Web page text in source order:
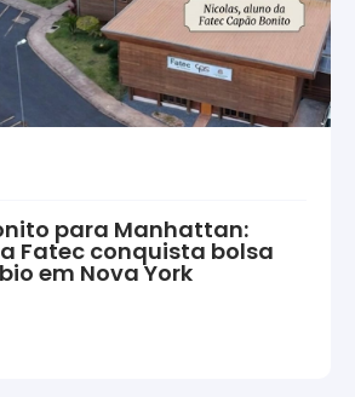
para Manhattan:
Fatec conquista bolsa
em Nova York